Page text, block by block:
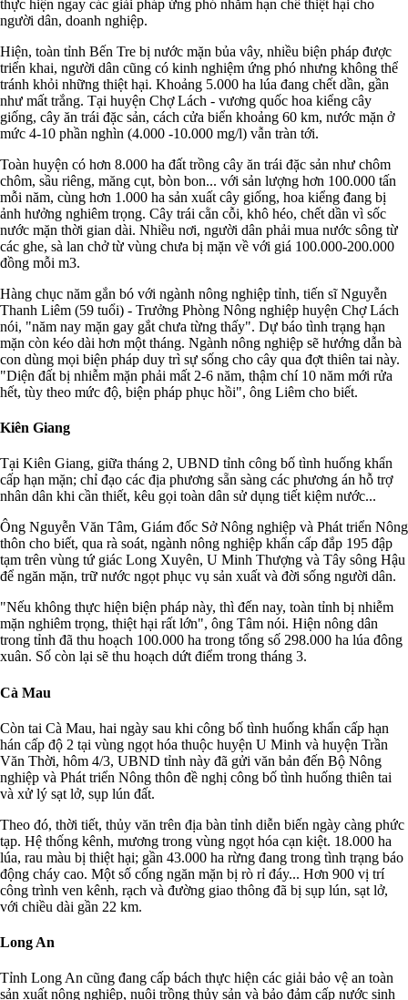
thực hiện ngay các giải pháp ứng phó nhằm hạn chế thiệt hại cho
người dân, doanh nghiệp.
Hiện, toàn tỉnh Bến Tre bị nước mặn bủa vây, nhiều biện pháp được
triển khai, người dân cũng có kinh nghiệm ứng phó nhưng không thể
tránh khỏi những thiệt hại. Khoảng 5.000 ha lúa đang chết dần, gần
như mất trắng. Tại huyện Chợ Lách - vương quốc hoa kiểng cây
giống, cây ăn trái đặc sản, cách cửa biển khoảng 60 km, nước mặn ở
mức 4-10 phần nghìn (4.000 -10.000 mg/l) vẫn tràn tới.
Toàn huyện có hơn 8.000 ha đất trồng cây ăn trái đặc sản như chôm
chôm, sầu riêng, măng cụt, bòn bon... với sản lượng hơn 100.000 tấn
mỗi năm, cùng hơn 1.000 ha sản xuất cây giống, hoa kiểng đang bị
ảnh hưởng nghiêm trọng. Cây trái cằn cỗi, khô héo, chết dần vì sốc
nước mặn thời gian dài. Nhiều nơi, người dân phải mua nước sông từ
các ghe, sà lan chở từ vùng chưa bị mặn về với giá 100.000-200.000
đồng mỗi m3.
Hàng chục năm gắn bó với ngành nông nghiệp tỉnh, tiến sĩ Nguyễn
Thanh Liêm (59 tuổi) - Trưởng Phòng Nông nghiệp huyện Chợ Lách
nói, "năm nay mặn gay gắt chưa từng thấy". Dự báo tình trạng hạn
mặn còn kéo dài hơn một tháng. Ngành nông nghiệp sẽ hướng dẫn bà
con dùng mọi biện pháp duy trì sự sống cho cây qua đợt thiên tai này.
"Diện đất bị nhiễm mặn phải mất 2-6 năm, thậm chí 10 năm mới rửa
hết, tùy theo mức độ, biện pháp phục hồi", ông Liêm cho biết.
Kiên Giang
Tại Kiên Giang, giữa tháng 2, UBND tỉnh công bố tình huống khẩn
cấp hạn mặn; chỉ đạo các địa phương sẵn sàng các phương án hỗ trợ
nhân dân khi cần thiết, kêu gọi toàn dân sử dụng tiết kiệm nước...
Ông Nguyễn Văn Tâm, Giám đốc Sở Nông nghiệp và Phát triển Nông
thôn cho biết, qua rà soát, ngành nông nghiệp khẩn cấp đắp 195 đập
tạm trên vùng tứ giác Long Xuyên, U Minh Thượng và Tây sông Hậu
để ngăn mặn, trữ nước ngọt phục vụ sản xuất và đời sống người dân.
"Nếu không thực hiện biện pháp này, thì đến nay, toàn tỉnh bị nhiễm
mặn nghiêm trọng, thiệt hại rất lớn", ông Tâm nói. Hiện nông dân
trong tỉnh đã thu hoạch 100.000 ha trong tổng số 298.000 ha lúa đông
xuân. Số còn lại sẽ thu hoạch dứt điểm trong tháng 3.
Cà Mau
Còn tai Cà Mau, hai ngày sau khi công bố tình huống khẩn cấp hạn
hán cấp độ 2 tại vùng ngọt hóa thuộc huyện U Minh và huyện Trần
Văn Thời, hôm 4/3, UBND tỉnh này đã gửi văn bản đến Bộ Nông
nghiệp và Phát triển Nông thôn đề nghị công bố tình huống thiên tai
và xử lý sạt lở, sụp lún đất.
Theo đó, thời tiết, thủy văn trên địa bàn tỉnh diễn biến ngày càng phức
tạp. Hệ thống kênh, mương trong vùng ngọt hóa cạn kiệt. 18.000 ha
lúa, rau màu bị thiệt hại; gần 43.000 ha rừng đang trong tình trạng báo
động cháy cao. Một số cống ngăn mặn bị rò rỉ đáy... Hơn 900 vị trí
công trình ven kênh, rạch và đường giao thông đã bị sụp lún, sạt lở,
với chiều dài gần 22 km.
Long An
Tỉnh Long An cũng đang cấp bách thực hiện các giải bảo vệ an toàn
sản xuất nông nghiệp, nuôi trồng thủy sản và bảo đảm cấp nước sinh